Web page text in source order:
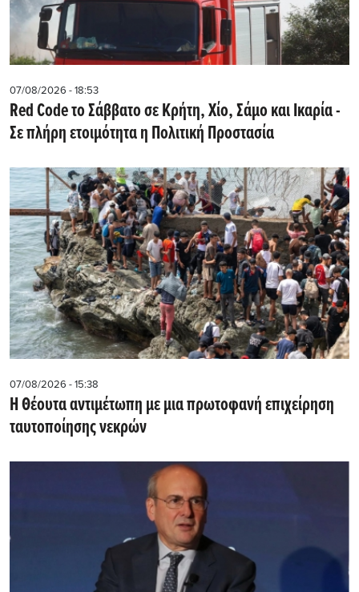
07/08/2026 - 18:53
Red Code το Σάββατο σε Κρήτη, Χίο, Σάμο και Ικαρία -
Σε πλήρη ετοιμότητα η Πολιτική Προστασία
07/08/2026 - 15:38
Η Θέουτα αντιμέτωπη με μια πρωτοφανή επιχείρηση
ταυτοποίησης νεκρών